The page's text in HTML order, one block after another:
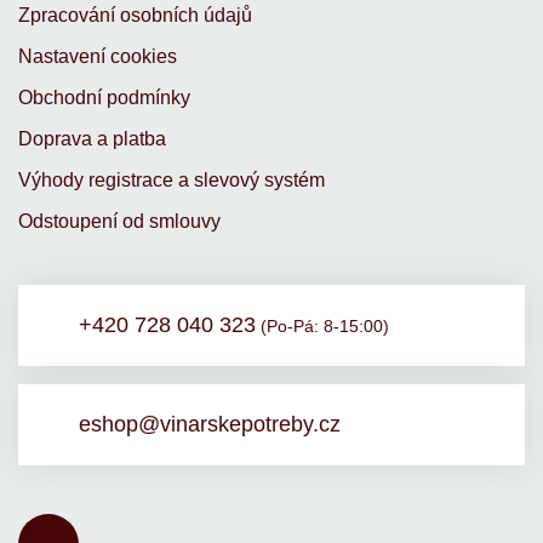
Zpracování osobních údajů
Nastavení cookies
Obchodní podmínky
Doprava a platba
Výhody registrace a slevový systém
Odstoupení od smlouvy
+420 728 040 323 (Po-Pá: 8-15:00)
eshop@vinarskepotreby.cz